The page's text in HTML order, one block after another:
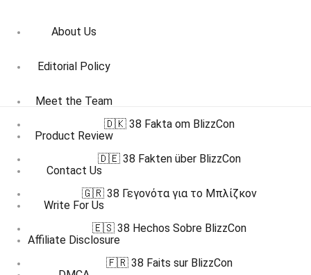
About Us
Editorial Policy
Meet the Team
Product Review
Contact Us
Write For Us
Affiliate Disclosure
🇩🇰 38 Fakta om BlizzCon
🇩🇪 38 Fakten über BlizzCon
🇬🇷 38 Γεγονότα για το Μπλίζκον
🇪🇸 38 Hechos Sobre BlizzCon
🇫🇷 38 Faits sur BlizzCon